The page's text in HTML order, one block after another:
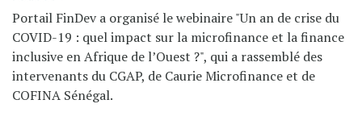
Portail FinDev a organisé le webinaire "Un an de crise du
COVID-19 : quel impact sur la microfinance et la finance
inclusive en Afrique de l’Ouest ?", qui a rassemblé des
intervenants du CGAP, de Caurie Microfinance et de
COFINA Sénégal.